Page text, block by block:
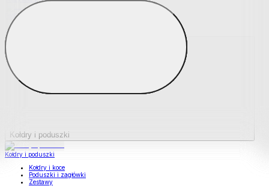
Podkładki na materace
Materace nawierzchniowe
Kołdry i poduszki
Kołdry i poduszki
Kołdry i koce
Poduszki i zagłówki
Zestawy